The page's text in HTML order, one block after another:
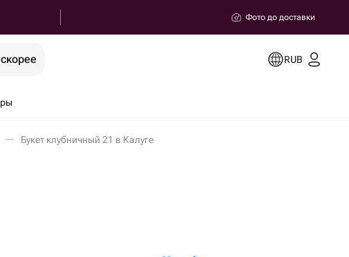
Фото до доставки
RUB
Букет клубничный 21 в Калуге